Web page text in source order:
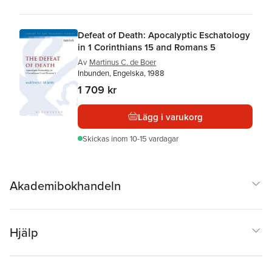
Defeat of Death: Apocalyptic Eschatology
in 1 Corinthians 15 and Romans 5
Av Martinus C. de Boer
Inbunden, Engelska, 1988
1 709 kr
Lägg i varukorg
Skickas inom 10-15 vardagar
Akademibokhandeln
Hjälp